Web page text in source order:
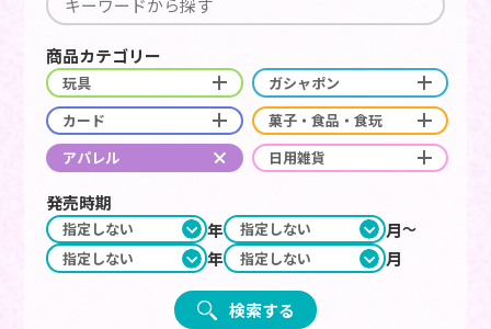
商品カテゴリー
玩具
ガシャポン
カード
菓子・食品・食玩
アパレル
日用雑貨
発売時期
年
月
年
月
検索する